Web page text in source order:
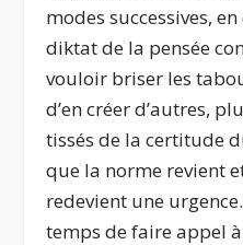
modes successives,
diktat de la pensée
vouloir briser les
d’en créer d’autres,
tissés de la certitude
que la norme revient
redevient une
temps de faire appel